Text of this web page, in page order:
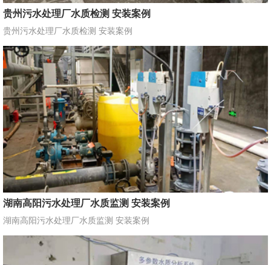
贵州污水处理厂水质检测 安装案例
贵州污水处理厂水质检测 安装案例
湖南高阳污水处理厂水质监测 安装案例
湖南高阳污水处理厂水质监测 安装案例